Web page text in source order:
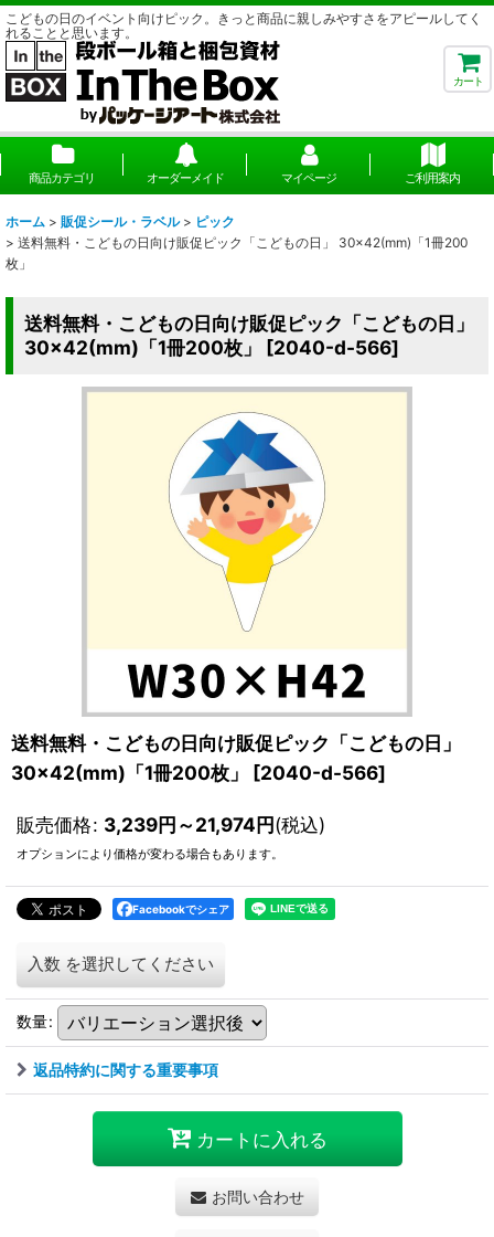
こどもの日のイベント向けピック。きっと商品に親しみやすさをアピールしてく
れることと思います。
カート
商品カテゴリ オーダーメイド マイページ ご利用案内
ホーム > 販促シール・ラベル > ピック
> 送料無料・こどもの日向け販促ピック「こどもの日」 30×42(mm)「1冊200
枚」
送料無料・こどもの日向け販促ピック「こどもの日」
30×42(mm)「1冊200枚」
[2040-d-566]
送料無料・こどもの日向け販促ピック「こどもの日」
30×42(mm)「1冊200枚」
[2040-d-566]
販売価格: 3,239円～21,974円(税込)
オプションにより価格が変わる場合もあります。
Facebookでシェア
入数 を選択してください
数量:
返品特約に関する重要事項
カートに入れる
お問い合わせ